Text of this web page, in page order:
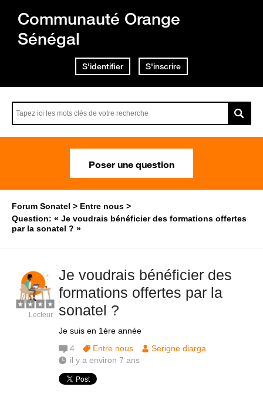
Communauté Orange
Sénégal
S'identifier S'inscrire
Poser une question
Forum Sonatel
Entre nous
Question: « Je voudrais bénéficier des formations offertes
par la sonatel ? »
Je voudrais bénéficier des
formations offertes par la
sonatel ?
Je suis en 1ére année
Lecteur
4 Entre nous
Serigne diarga
il y a environ 7 ans